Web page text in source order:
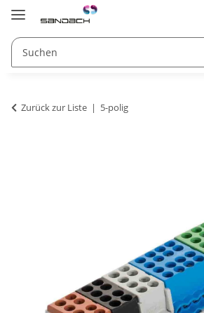
Zurück zur Liste 5-polig